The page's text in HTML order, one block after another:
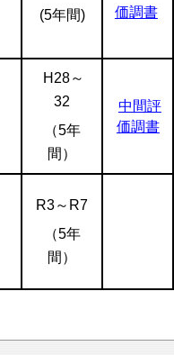
(5年間)
価調書
H28～
32
（5年
間）
中間評
価調書
R3～R7
（5年
間）